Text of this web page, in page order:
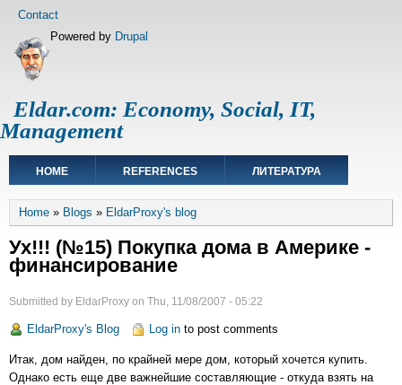
Skip
main
content
Footer
Contact
Eldar.com: Economy, Social, IT,
Management
Powered by Drupal
Main
navigation
HOME REFERENCES ЛИТЕРАТУРА
Breadcrumb
Home Blogs EldarProxy's blog
Ух!!! (№15) Покупка дома в Америке -
финансирование
Submitted by EldarProxy on Thu, 11/08/2007 - 05:22
EldarProxy's Blog Log in to post comments
Итак, дом найден, по крайней мере дом, который хочется купить.
Однако есть еще две важнейшие составляющие - откуда взять на